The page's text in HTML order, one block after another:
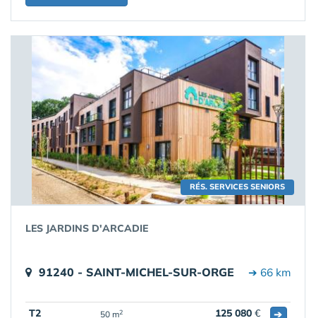
RÉS. SERVICES SENIORS
LES JARDINS D'ARCADIE
91240 - SAINT-MICHEL-SUR-ORGE ➔ 66 km
T2 50 m2 125 080 € ➔